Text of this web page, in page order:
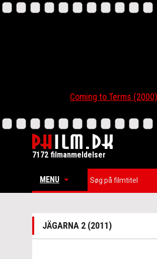
Coming to Terms (2000)
7172 filmanmeldelser
MENU
JÄGARNA 2 (2011)